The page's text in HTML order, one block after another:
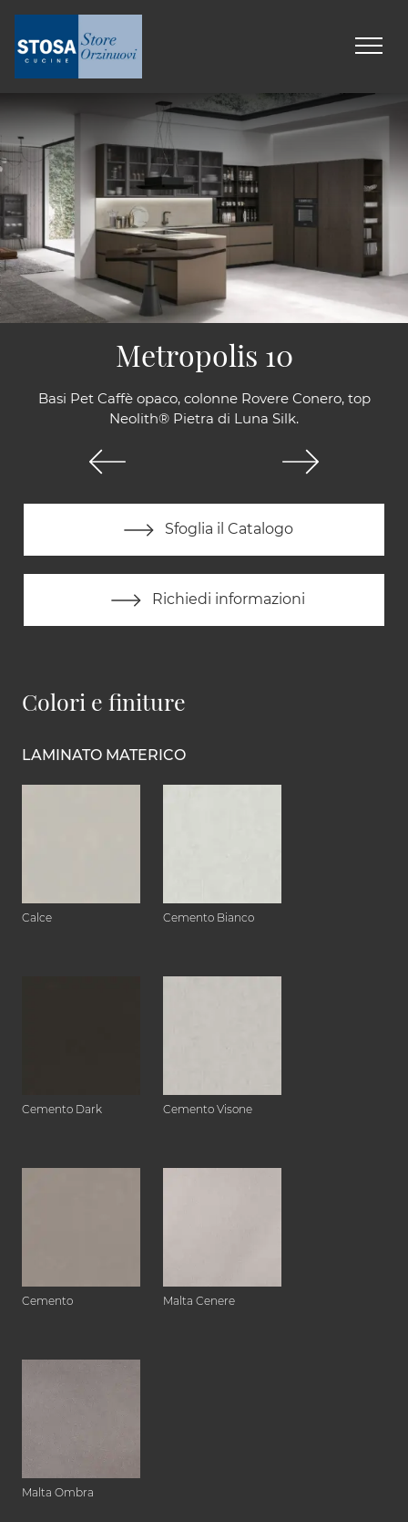
Basi Pet Caffè opaco, colonne Rovere Conero, top
Neolith® Pietra di Luna Silk.
Sfoglia il Catalogo
Richiedi informazioni
Metropolis 10
Colori e finiture
LAMINATO MATERICO
Calce Cemento Bianco
Cemento Dark Cemento Visone
Cemento Malta Cenere
Malta Ombra